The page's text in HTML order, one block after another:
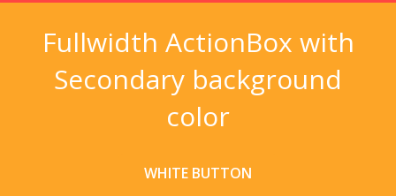
Fullwidth ActionBox with
Secondary background
color
WHITE BUTTON